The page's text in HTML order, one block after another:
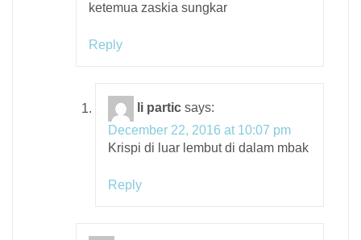
ketemua zaskia sungkar
Reply
li partic says:
December 22, 2016 at 10:07 pm
Krispi di luar lembut di dalam mbak
Reply